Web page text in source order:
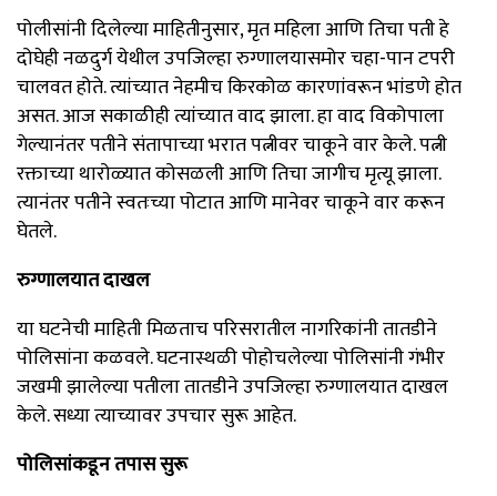
पोलीसांनी दिलेल्या माहितीनुसार, मृत महिला आणि तिचा पती हे
दोघेही नळदुर्ग येथील उपजिल्हा रुग्णालयासमोर चहा-पान टपरी
चालवत होते. त्यांच्यात नेहमीच किरकोळ कारणांवरून भांडणे होत
असत. आज सकाळीही त्यांच्यात वाद झाला. हा वाद विकोपाला
गेल्यानंतर पतीने संतापाच्या भरात पत्नीवर चाकूने वार केले. पत्नी
रक्ताच्या थारोळ्यात कोसळली आणि तिचा जागीच मृत्यू झाला.
त्यानंतर पतीने स्वतःच्या पोटात आणि मानेवर चाकूने वार करून
घेतले.
रुग्णालयात दाखल
या घटनेची माहिती मिळताच परिसरातील नागरिकांनी तातडीने
पोलिसांना कळवले. घटनास्थळी पोहोचलेल्या पोलिसांनी गंभीर
जखमी झालेल्या पतीला तातडीने उपजिल्हा रुग्णालयात दाखल
केले. सध्या त्याच्यावर उपचार सुरू आहेत.
पोलिसांकडून तपास सुरू